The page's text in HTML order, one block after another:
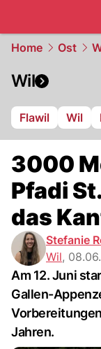
Home Ost
Wil
Flawil Wil
3000
Pfadi
das
Stefanie
Wil,
Am 12. Juni
Gallen-
Jahren.